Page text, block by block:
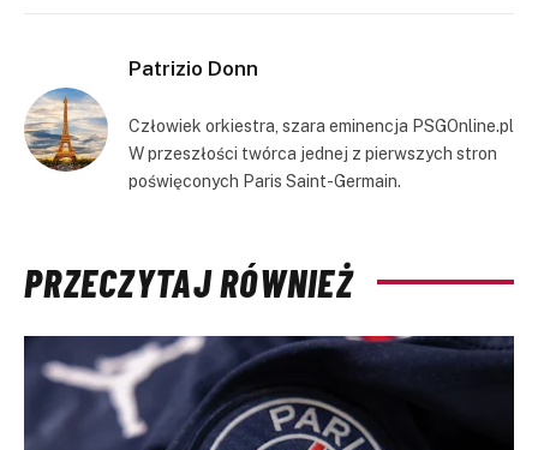
Patrizio Donn
Człowiek orkiestra, szara eminencja PSGOnline.pl
W przeszłości twórca jednej z pierwszych stron
poświęconych Paris Saint-Germain.
PRZECZYTAJ RÓWNIEŻ